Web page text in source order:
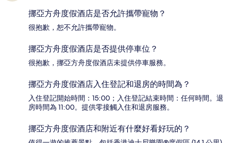
挪亞方舟度假酒店是否允許攜帶寵物？
很抱歉，恕不允許攜帶寵物。
挪亞方舟度假酒店是否提供停車位？
很抱歉，挪亞方舟度假酒店未提供停車服務。
挪亞方舟度假酒店入住登記和退房的時間為？
入住登記開始時間：15:00；入住登記結束時間：任何時間。退
房時間為 11:00。提供零接觸入住和退房服務。
挪亞方舟度假酒店和附近有什麼好看好玩的？